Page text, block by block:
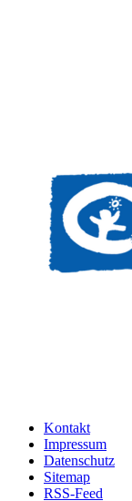
Kontakt
Impressum
Datenschutz
Sitemap
RSS-Feed